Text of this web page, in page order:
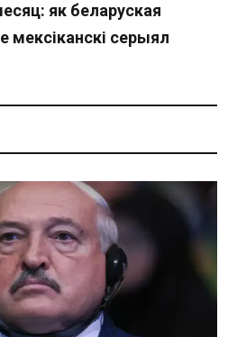
як беларуская
мексіканскі серыял